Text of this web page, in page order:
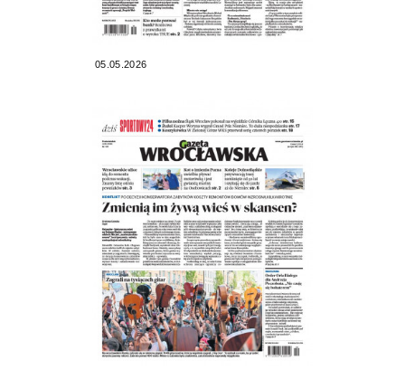
05.05.2026